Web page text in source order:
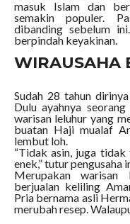
masuk Islam dan
semakin populer.
dibanding sebelum
berpindah keyakinan.
WIRAUSAHA
Sudah 28 tahun
Dulu ayahnya
warisan leluhur yang
buatan Haji mualaf
lembut loh.
“Tidak asin, juga
enek,” tutur pengusaha
Merupakan warisan
berjualan keliling
Pria bernama asli
merubah resep.